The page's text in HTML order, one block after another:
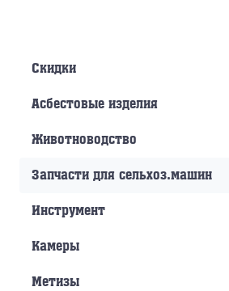
Скидки
Асбестовые изделия
Животноводство
Запчасти для сельхоз.машин
Инструмент
Камеры
Метизы